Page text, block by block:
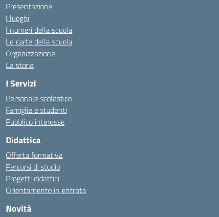
Presentazione
I luoghi
I numeri della scuola
Le carte della scuola
Organizzazione
La storia
I Servizi
Personale scolastico
Famiglie e studenti
Pubblico interesse
Didattica
Offerta formativa
Percorsi di studio
Progetti didattici
Orientamento in entrata
Novità